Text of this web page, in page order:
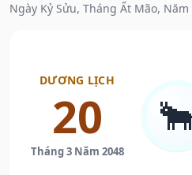
Ngày Kỷ Sửu, Tháng Ất Mão,
DƯƠNG LỊCH
20
Tháng 3 Năm 2048